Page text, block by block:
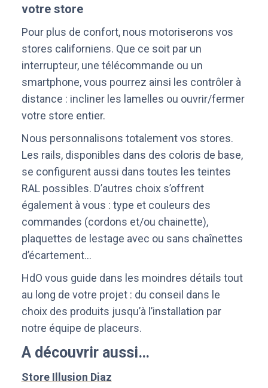
votre store
Pour plus de confort, nous motoriserons vos
stores californiens. Que ce soit par un
interrupteur, une télécommande ou un
smartphone, vous pourrez ainsi les contrôler à
distance : incliner les lamelles ou ouvrir/fermer
votre store entier.
Nous personnalisons totalement vos stores.
Les rails, disponibles dans des coloris de base,
se configurent aussi dans toutes les teintes
RAL possibles. D’autres choix s’offrent
également à vous : type et couleurs des
commandes (cordons et/ou chainette),
plaquettes de lestage avec ou sans chaînettes
d’écartement…
HdO vous guide dans les moindres détails tout
au long de votre projet : du conseil dans le
choix des produits jusqu’à l’installation par
notre équipe de placeurs.
A découvrir aussi…
Store Illusion Diaz